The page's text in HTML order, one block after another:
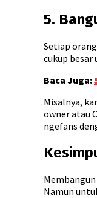
5.
Setiap
cukup besar
Baca Juga:
Misalnya,
owner atau
ngefans
Namun